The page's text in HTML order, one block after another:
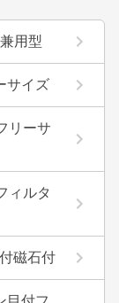
用型
サイズ
リーサ
ィルタ
磁石付